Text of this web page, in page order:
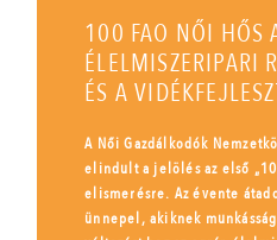
100 FAO NŐI HŐS
ÉLELMISZERIPARI
ÉS A
A Női Gazdálkodók
elindult a jelölés az első
elismerésre. Az évente
ünnepel, akiknek